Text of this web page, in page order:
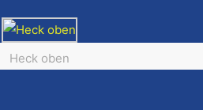
Heck oben